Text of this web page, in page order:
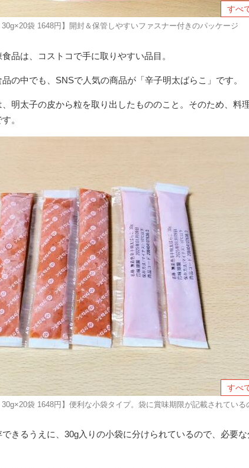
すべ
30g×20袋 1648円】開封＆保管しやすいファスナー付きのパッケージ
品は、コストコで手に取りやすい品目。
の中でも、SNSで人気の商品が「辛子明太ばらこ」です。
明太子の皮から粒を取り出したもののこと。そのため、料
。
すべ
30g×20袋 1648円】便利な小袋タイプ。袋に賞味期限が記載されてい
きるうえに、30g入りの小袋に分けられているので、必要